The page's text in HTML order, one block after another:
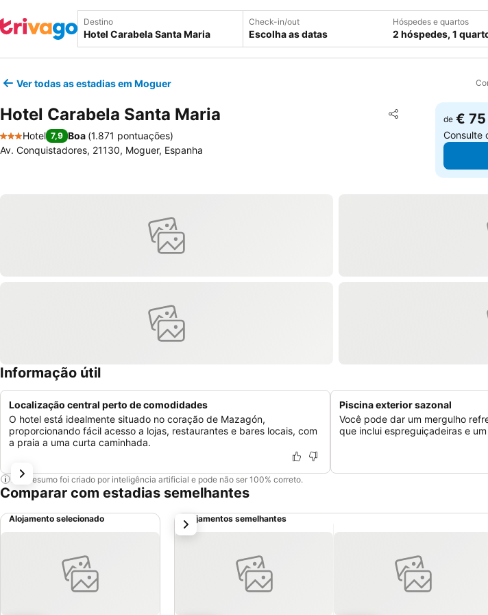
Destino Check-in/out
Escolha as datas
Hóspedes e quartos
2 hóspedes, 1
Ver todas as estadias em Moguer
Hotel Carabela Santa Maria Partilhar
Adicionar aos
3 Estrelas
Hotel 7,9 Boa (1.871 pontuações)
Av. Conquistadores, 21130, Moguer, Espanha
de € 75
Consulte
Informação útil
Localização central perto de comodidades
O hotel está idealmente situado no coração de Mazagón,
proporcionando fácil acesso a lojas, restaurantes e bares locais, com
a praia a uma curta caminhada.
Piscina exterior sazonal
Você pode dar um mergulho
que inclui espreguiçadeiras e
Este resumo foi criado por inteligência artificial e pode não ser 100% correto.
Comparar com estadias semelhantes
Alojamento selecionado Alojamentos semelhantes
próximo